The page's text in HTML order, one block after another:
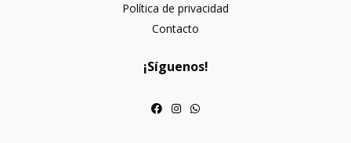
Política de privacidad
Contacto
¡Síguenos!